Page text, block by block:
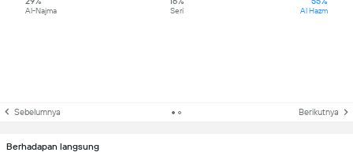
Al-Najma Seri Al Hazm
Sebelumnya Berikutnya
Berhadapan langsung